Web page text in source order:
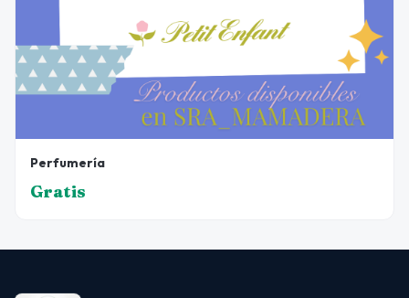
Perfumería
Gratis